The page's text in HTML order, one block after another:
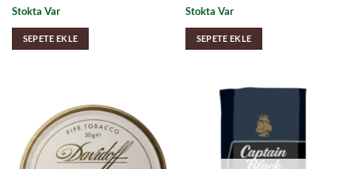
Stokta Var
SEPETE EKLE
Stokta Var
SEPETE EKLE